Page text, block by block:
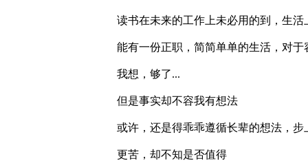
读书在未来的工作上未必用的到，生
能有一份正职，简简单单的生活，对于
我想，够了...
但是事实却不容我有想法
或许，还是得乖乖遵循长辈的想法，步
更苦，却不知是否值得